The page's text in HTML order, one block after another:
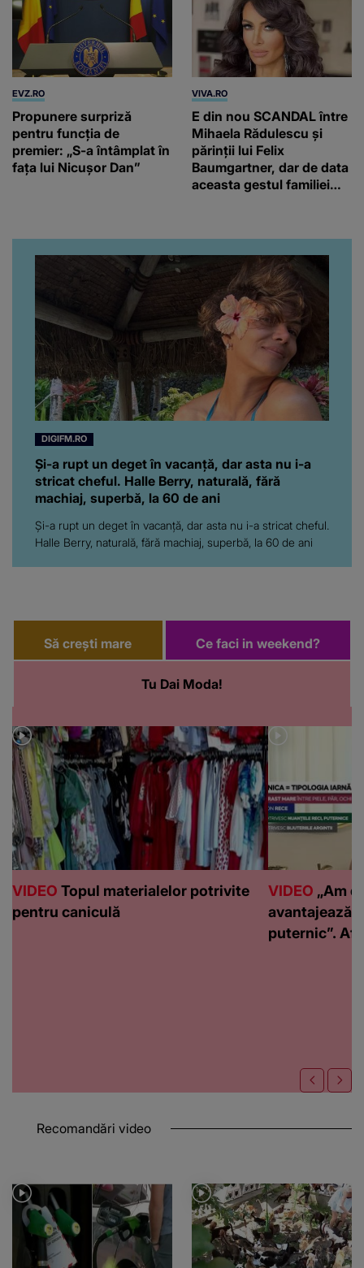
EVZ.RO
Propunere surpriză
pentru funcția de
premier: „S-a întâmplat în
fața lui Nicușor Dan”
VIVA.RO
E din nou SCANDAL între
Mihaela Rădulescu și
părinții lui Felix
Baumgartner, dar de data
aceasta gestul familiei
noastră! Fostei
prezentatoare nici că-i
vine să creadă că s-a
ajuns până aici, dar e
adevărat, au făcut-o și pe
asta! Și ce a ieșit la iveală
ar fi prea mult pentru
oricine: "Cu… mine, fata
româncă...”
DIGIFM.RO
Și-a rupt un deget în vacanță, dar asta nu i-a
stricat cheful. Halle Berry, naturală, fără
machiaj, superbă, la 60 de ani
Și-a rupt un deget în vacanță, dar asta nu i-a stricat cheful.
Halle Berry, naturală, fără machiaj, superbă, la 60 de ani
Să crești mare
Tu Dai Moda!
Ce faci in weekend?
VIDEO Topul materialelor potrivite
pentru caniculă
VIDEO „Am
avantajează
puternic”.
Recomandări video